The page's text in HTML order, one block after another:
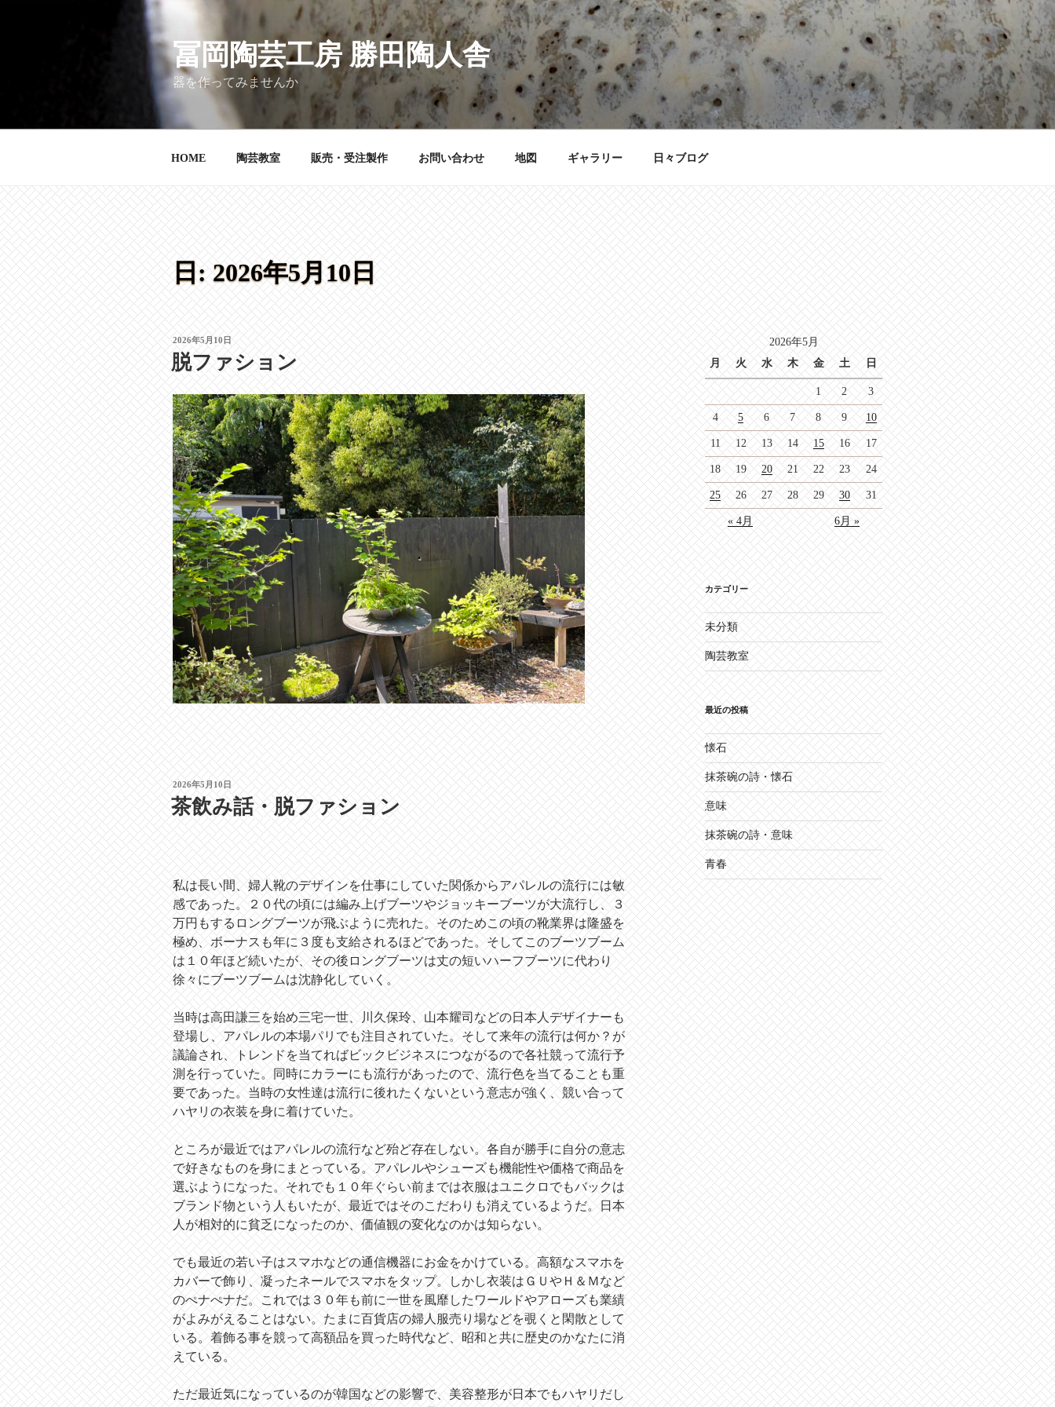
冨岡陶芸工房 勝田陶人舎
器を作ってみませんか
HOME 陶芸教室 販売・受注製作 お問い合わせ 地図 ギャラリー 日々ブログ
日:2026年5月10日
投
稿
日:
2026年5月10日
脱ファション
投
稿
日:
2026年5月10日
茶飲み話・脱ファション
私は長い間、婦人靴のデザインを仕事にしていた関係からアパレルの流行には敏
感であった。２０代の頃には編み上げブーツやジョッキーブーツが大流行し、３
万円もするロングブーツが飛ぶように売れた。そのためこの頃の靴業界は隆盛を
極め、ボーナスも年に３度も支給されるほどであった。そしてこのブーツブーム
は１０年ほど続いたが、その後ロングブーツは丈の短いハーフブーツに代わり
徐々にブーツブームは沈静化していく。
当時は高田謙三を始め三宅一世、川久保玲、山本耀司などの日本人デザイナーも
登場し、アパレルの本場パリでも注目されていた。そして来年の流行は何か？が
議論され、トレンドを当てればビックビジネスにつながるので各社競って流行予
測を行っていた。同時にカラーにも流行があったので、流行色を当てることも重
要であった。当時の女性達は流行に後れたくないという意志が強く、競い合って
ハヤリの衣装を身に着けていた。
ところが最近ではアパレルの流行など殆ど存在しない。各自が勝手に自分の意志
で好きなものを身にまとっている。アパレルやシューズも機能性や価格で商品を
選ぶようになった。それでも１０年ぐらい前までは衣服はユニクロでもバックは
ブランド物という人もいたが、最近ではそのこだわりも消えているようだ。日本
人が相対的に貧乏になったのか、価値観の変化なのかは知らない。
でも最近の若い子はスマホなどの通信機器にお金をかけている。高額なスマホを
カバーで飾り、凝ったネールでスマホをタップ。しかし衣装はＧＵやＨ＆Ｍなど
のぺナぺナだ。これでは３０年も前に一世を風靡したワールドやアローズも業績
がよみがえることはない。たまに百貨店の婦人服売り場などを覗くと閑散として
いる。着飾る事を競って高額品を買った時代など、昭和と共に歴史のかなたに消
えている。
ただ最近気になっているのが韓国などの影響で、美容整形が日本でもハヤリだし
2026年5月
月
火 水 木 金 土 日
1 2 3
4 5 6 7 8 9 10
11 12 13 14 15 16 17
18 19 20 21 22 23 24
25 26 27 28 29 30 31
« 4月 6月 »
カテゴリー
未分類
陶芸教室
最近の投稿
懐石
抹茶碗の詩・懐石
意味
抹茶碗の詩・意味
青春